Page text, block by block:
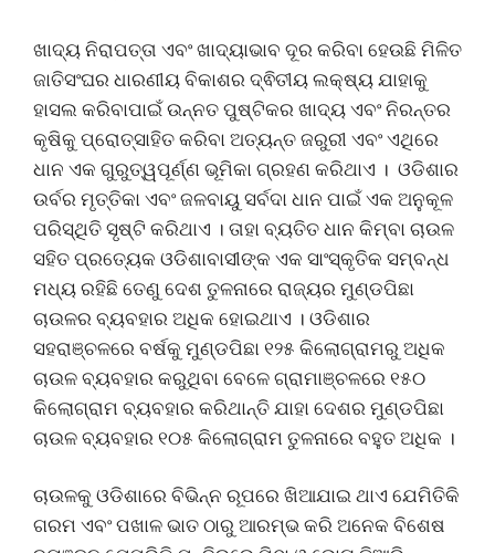
ଖାଦ୍ୟ ନିରାପତ୍ତା ଏବଂ ଖାଦ୍ୟାଭାବ ଦୂର କରିବା ହେଉଛି ମିଳିତ
ଜାତିସଂଘର ଧାରଣୀୟ ବିକାଶର ଦ୍ଵିତୀୟ ଲକ୍ଷ୍ୟ ଯାହାକୁ
ହାସଲ କରିବାପାଇଁ ଉନ୍ନତ ପୁଷ୍ଟିକର ଖାଦ୍ୟ ଏବଂ ନିରନ୍ତର
କୃଷିକୁ ପ୍ରୋତ୍ସାହିତ କରିବା ଅତ୍ୟନ୍ତ ଜରୁରୀ ଏବଂ ଏଥିରେ
ଧାନ ଏକ ଗୁରୁତ୍ୱପୂର୍ଣ୍ଣ ଭୂମିକା ଗ୍ରହଣ କରିଥାଏ । ଓଡିଶାର
ଉର୍ବର ମୃତ୍ତିକା ଏବଂ ଜଳବାୟୁ ସର୍ବଦା ଧାନ ପାଇଁ ଏକ ଅନୁକୂଳ
ପରିସ୍ଥିତି ସୃଷ୍ଟି କରିଥାଏ । ତାହା ବ୍ୟତିତ ଧାନ କିମ୍ବା ଚାଉଳ
ସହିତ ପ୍ରତ୍ୟେକ ଓଡିଶାବାସୀଙ୍କ ଏକ ସାଂସ୍କୃତିକ ସମ୍ବନ୍ଧ
ମଧ୍ୟ ରହିଛି ତେଣୁ ଦେଶ ତୁଳନାରେ ରାଜ୍ୟର ମୁଣ୍ଡପିଛା
ଚାଉଳର ବ୍ୟବହାର ଅଧିକ ହୋଇଥାଏ । ଓଡିଶାର
ସହରାଞ୍ଚଳରେ ବର୍ଷକୁ ମୁଣ୍ଡପିଛା ୧୨୫ କିଲୋଗ୍ରାମରୁ ଅଧିକ
ଚାଉଳ ବ୍ୟବହାର କରୁଥିବା ବେଳେ ଗ୍ରାମାଞ୍ଚଳରେ ୧୫୦
କିଲୋଗ୍ରାମ ବ୍ୟବହାର କରିଥାନ୍ତି ଯାହା ଦେଶର ମୁଣ୍ଡପିଛା
ଚାଉଳ ବ୍ୟବହାର ୧୦୫ କିଲୋଗ୍ରାମ ତୁଳନାରେ ବହୁତ ଅଧିକ ।
ଚାଉଳକୁ ଓଡିଶାରେ ବିଭିନ୍ନ ରୂପରେ ଖିଆଯାଇ ଥାଏ ଯେମିତିକି
ଗରମ ଏବଂ ପଖାଳ ଭାତ ଠାରୁ ଆରମ୍ଭ କରି ଅନେକ ବିଶେଷ